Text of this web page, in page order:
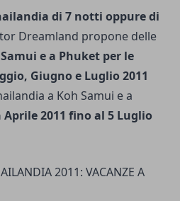
di 7 notti oppure di
Dreamland propone delle
e a Phuket per le
Giugno e Luglio 2011
a Koh Samui e a
Aprile 2011 fino al 5 Luglio
2011: VACANZE A